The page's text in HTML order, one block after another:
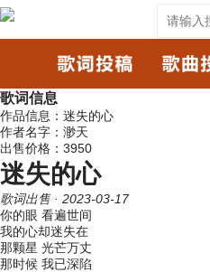
歌词信息
作品信息：迷失的心
作者名字：渺天
出售价格：3950
迷失的心
歌词出售· 2023-03-17
你的眼 看遍世间
我的心却迷失在
那颗星 光芒万丈
那时候 我已深陷